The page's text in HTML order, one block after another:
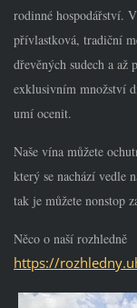
rodinné hospodářství.
přívlastková, tradiční
dřevěných sudech a až
exklusivním množství
umí ocenit.
Naše vína můžete
který se nachází vedle
tak je můžete nonstop
Něco o naší rozhledně
https://